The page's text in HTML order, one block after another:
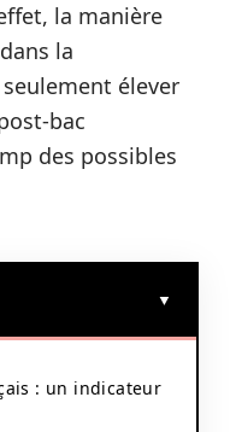
la manière
la
élever
bac
des possibles
: un indicateur